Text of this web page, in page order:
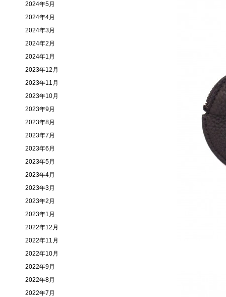
2024年5月
2024年4月
2024年3月
2024年2月
2024年1月
2023年12月
2023年11月
2023年10月
2023年9月
2023年8月
2023年7月
2023年6月
2023年5月
2023年4月
2023年3月
2023年2月
2023年1月
2022年12月
2022年11月
2022年10月
2022年9月
2022年8月
2022年7月